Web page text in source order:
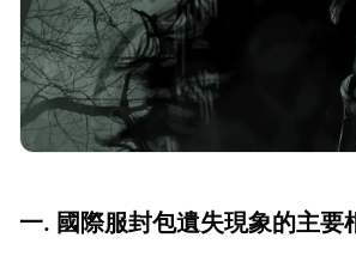
一. 國際服封包遺失現象的主要